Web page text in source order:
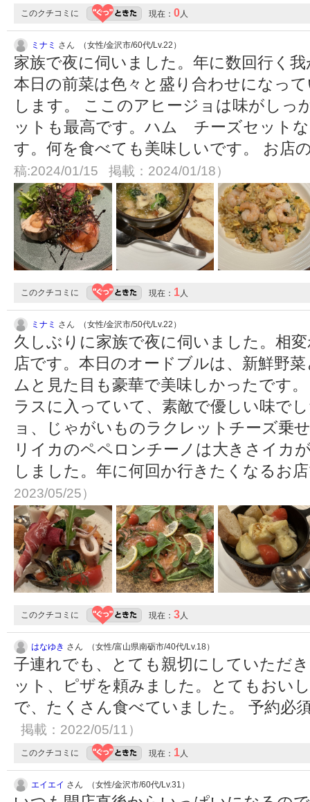
このクチコミに 現在： 0人
ミナミ さん （女性/金沢市/60代/Lv.22）
家族で夜に伺いました。年に数回行く
本日の前菜は色々と盛り合わせになっ
します。 ここのアヒージョは味がしっ
ットも最高です。ハム チーズセット
す。何を食べても美味しいです。 お店
稿:2024/01/15 掲載：2024/01/18）
このクチコミに 現在： 1人
ミナミ さん （女性/金沢市/50代/Lv.22）
久しぶりに家族で夜に伺いました。相
店です。本日のオードブルは、新鮮野
ムと見た目も豪華で美味しかったです
ラスに入っていて、素敵で優しい味で
ョ、じゃがいものラクレットチーズ乗
リイカのペペロンチーノは大きさイカ
しました。年に何回か行きたくなるお
2023/05/25）
このクチコミに 現在： 3人
はなゆき さん （女性/富山県南砺市/40代/Lv.18）
子連れでも、とても親切にしていただ
ット、ピザを頼みました。とてもおい
で、たくさん食べていました。 予約必
掲載：2022/05/11）
このクチコミに 現在： 1人
エイエイ さん （女性/金沢市/60代/Lv.31）